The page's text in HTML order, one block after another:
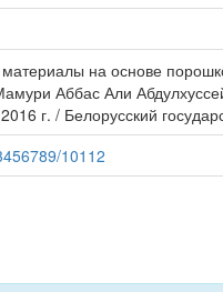
на основе
Аббас Али
г. / Белорусский
10112